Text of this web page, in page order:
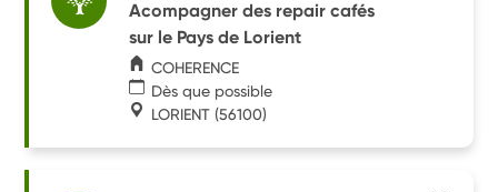
Acompagner des repair cafés
sur le Pays de Lorient
COHERENCE
Dès que possible
LORIENT (56100)